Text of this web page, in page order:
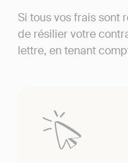
Si tous vos frais sont
de résilier votre
lettre, en tenant